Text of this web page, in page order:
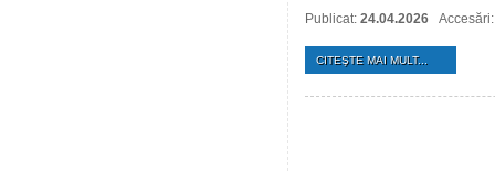
Publicat: 24.04.2026
CITEŞTE MAI MULT...